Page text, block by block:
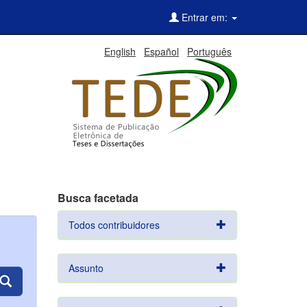
Entrar em:
English Español Português
Busca facetada
Todos contribuidores
Assunto